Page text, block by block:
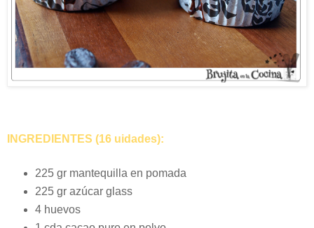
INGREDIENTES (16 uidades):
225 gr mantequilla en pomada
225 gr azúcar glass
4 huevos